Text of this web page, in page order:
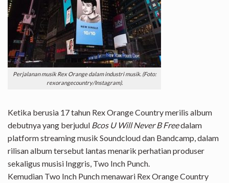
Perjalanan musik Rex Orange dalam industri musik. (Foto:
rexorangecountry/Instagram).
Ketika berusia 17 tahun Rex Orange Country merilis album
debutnya yang berjudul Bcos U Will Never B Freedalam
platform streaming musik Soundcloud dan Bandcamp, dalam
rilisan album tersebut lantas menarik perhatian produser
sekaligus musisi Inggris, Two Inch Punch.
Kemudian Two Inch Punch menawari Rex Orange Country